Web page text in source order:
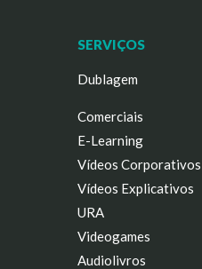
SERVIÇOS
Dublagem
Comerciais
E-Learning
Vídeos Corporativos
Vídeos Explicativos
URA
Videogames
Audiolivros